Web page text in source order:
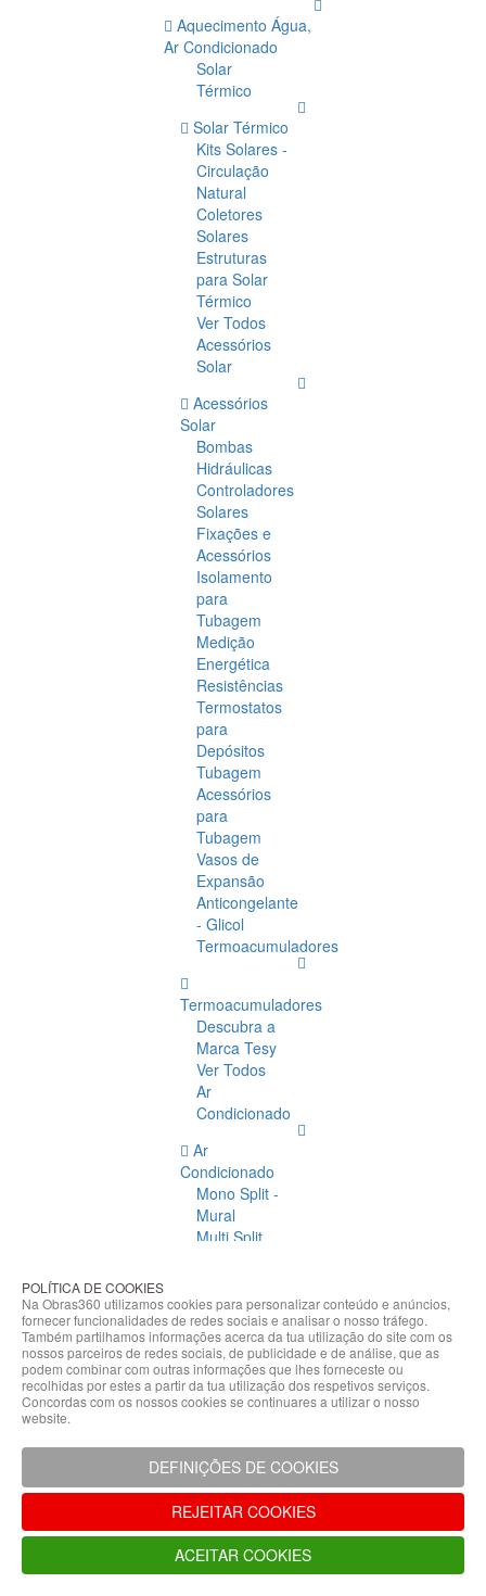
Aquecimento Água,
Ar Condicionado
Solar
Térmico
Solar Térmico
Kits Solares -
Circulação
Natural
Coletores
Solares
Estruturas
para Solar
Térmico
Ver Todos
Acessórios
Solar
Acessórios
Solar
Bombas
Hidráulicas
Controladores
Solares
Fixações e
Acessórios
Isolamento
para
Tubagem
Medição
Energética
Resistências
Termostatos
para
Depósitos
Tubagem
Acessórios
para
Tubagem
Vasos de
Expansão
Anticongelante
- Glicol
Termoacumuladores
Termoacumuladores
Descubra a
Marca Tesy
Ver Todos
Ar
Condicionado
Ar
Condicionado
Mono Split -
Mural
Multi Split
Condicionado
Acessórios
Climatização
Acessórios
Climatização
Hidráulicas
Controladores
Fixações e
Acessórios
Isolamento
para
Tubagem
POLÍTICA DE COOKIES
Na Obras360 utilizamos cookies para personalizar conteúdo e anúncios,
fornecer funcionalidades de redes sociais e analisar o nosso tráfego.
Também partilhamos informações acerca da tua utilização do site com os
nossos parceiros de redes sociais, de publicidade e de análise, que as
podem combinar com outras informações que lhes forneceste ou
recolhidas por estes a partir da tua utilização dos respetivos serviços.
Concordas com os nossos cookies se continuares a utilizar o nosso
website.
DEFINIÇÕES DE COOKIES
REJEITAR COOKIES
ACEITAR COOKIES